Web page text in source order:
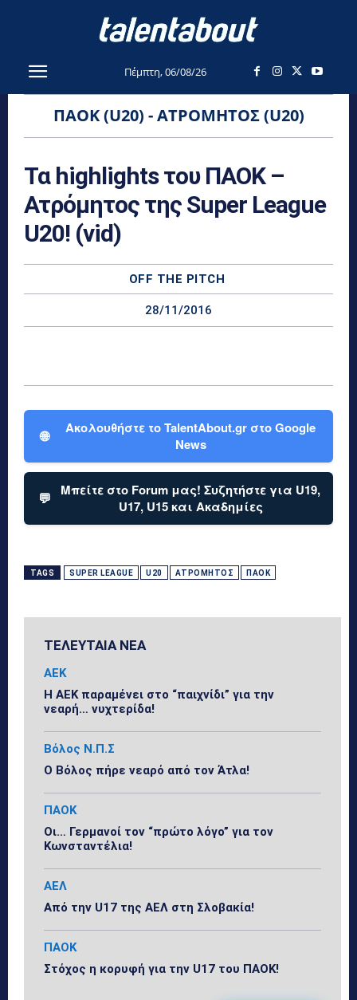
Πέμπτη, 06/08/26
ΠΑΟΚ (U20) - ΑΤΡΌΜΗΤΟΣ (U20)
Τα highlights του ΠΑΟΚ –
Ατρόμητος της Super League
U20! (vid)
OFF THE PITCH
28/11/2016
🌐
Ακολουθήστε το TalentAbout.gr στο Google
News
💬
Μπείτε στο Forum μας! Συζητήστε για U19,
U17, U15 και Ακαδημίες
TAGS SUPER LEAGUE U20 ΑΤΡΌΜΗΤΟΣ ΠΑΟΚ
ΤΕΛΕΥΤΑΙΑ ΝΕΑ
ΑΕΚ
Η ΑΕΚ παραμένει στο “παιχνίδι” για την
νεαρή… νυχτερίδα!
Βόλος Ν.Π.Σ
Ο Βόλος πήρε νεαρό από τον Άτλα!
ΠΑΟΚ
Οι… Γερμανοί τον “πρώτο λόγο” για τον
Κωνσταντέλια!
ΑΕΛ
Από την U17 της ΑΕΛ στη Σλοβακία!
ΠΑΟΚ
Στόχος η κορυφή για την U17 του ΠΑΟΚ!